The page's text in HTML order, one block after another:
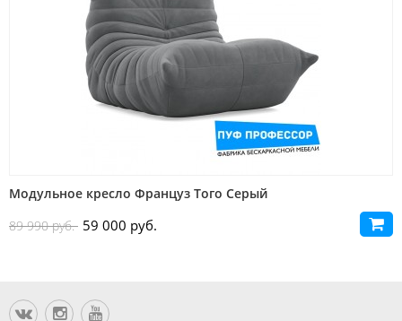
Модульное кресло Француз Того Серый
89 990 руб. 59 000 руб.